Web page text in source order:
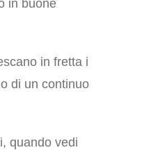
in buone
in fretta i
di un continuo
quando vedi